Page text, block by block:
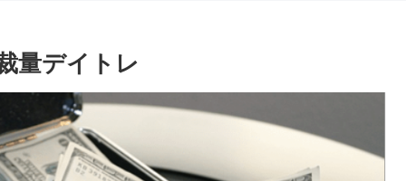
量デイトレ